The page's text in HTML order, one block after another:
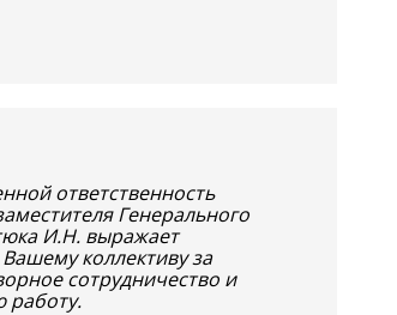
ответственность
Генерального
И.Н. выражает
коллективу за
сотрудничество и
работу.